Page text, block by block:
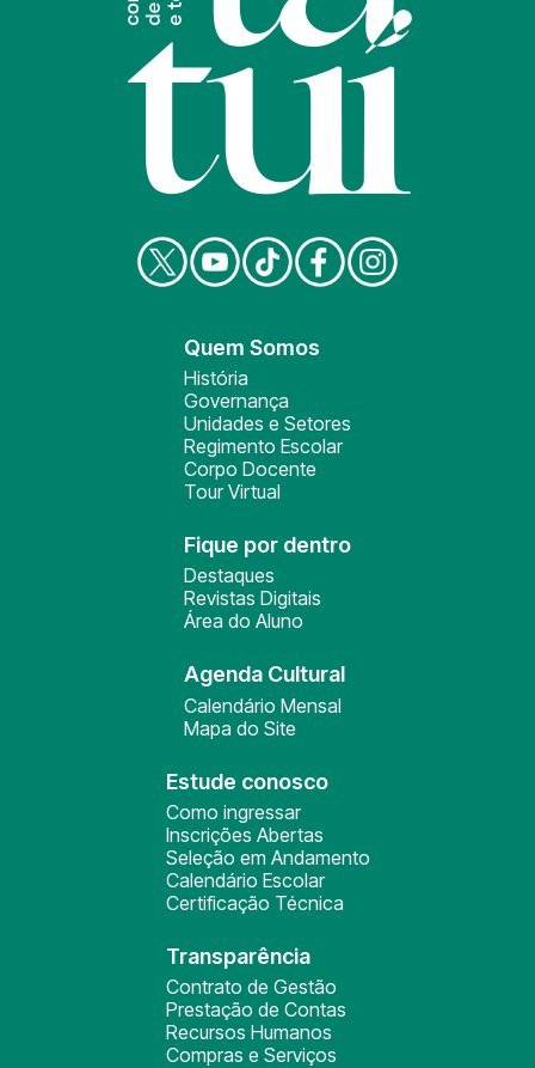
Quem Somos
História
Governança
Unidades e Setores
Regimento Escolar
Corpo Docente
Tour Virtual
Fique por dentro
Destaques
Revistas Digitais
Área do Aluno
Agenda Cultural
Calendário Mensal
Mapa do Site
Estude conosco
Como ingressar
Inscrições Abertas
Seleção em Andamento
Calendário Escolar
Certificação Técnica
Transparência
Contrato de Gestão
Prestação de Contas
Recursos Humanos
Compras e Serviços